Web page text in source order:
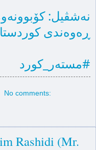
ڕه‌وه‌ندی كوردستانی
#مستەر_كورد
No comments:
Rashidi (Mr.